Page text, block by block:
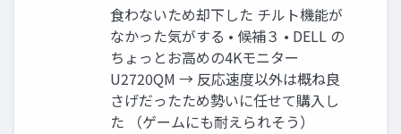
食わないため却下した チルト機能が
なかった気がする • 候補３ • DELL の
ちょっとお高めの4Kモニター
U2720QM → 反応速度以外は概ね良
さげだったため勢いに任せて購入し
た （ゲームにも耐えられそう）